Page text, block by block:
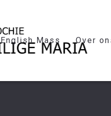
English Mass Over